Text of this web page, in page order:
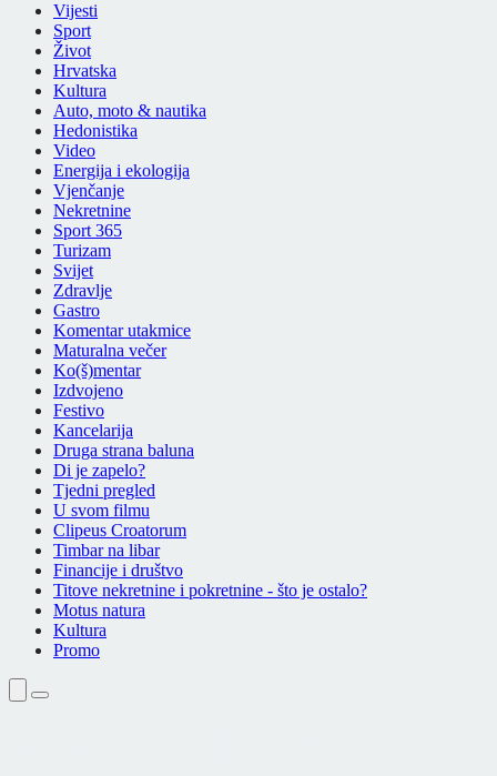
Vijesti
Sport
Život
Hrvatska
Kultura
Auto, moto & nautika
Hedonistika
Video
Energija i ekologija
Vjenčanje
Nekretnine
Sport 365
Turizam
Svijet
Zdravlje
Gastro
Komentar utakmice
Maturalna večer
Ko(š)mentar
Izdvojeno
Festivo
Kancelarija
Druga strana baluna
Di je zapelo?
Tjedni pregled
U svom filmu
Clipeus Croatorum
Timbar na libar
Financije i društvo
Titove nekretnine i pokretnine - što je ostalo?
Motus natura
Kultura
Promo